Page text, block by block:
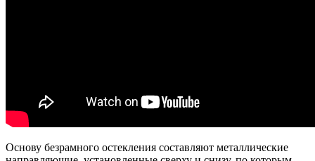
Основу безрамного остекления составляют металлические